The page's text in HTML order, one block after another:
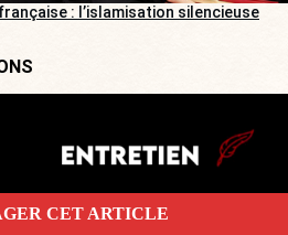
française : l’islamisation silencieuse
CET ARTICLE